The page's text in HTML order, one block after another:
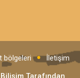
bölgeleri
İletişim
Tarafından